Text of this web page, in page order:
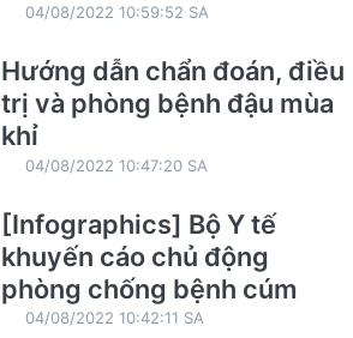
04/08/2022 10:59:52 SA
Hướng dẫn chẩn đoán, điều
trị và phòng bệnh đậu mùa
khỉ
04/08/2022 10:47:20 SA
[Infographics] Bộ Y tế
khuyến cáo chủ động
phòng chống bệnh cúm
04/08/2022 10:42:11 SA